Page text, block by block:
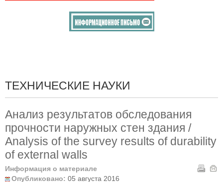
ТЕХНИЧЕСКИЕ НАУКИ
Анализ результатов обследования
прочности наружных стен здания /
Analysis of the survey results of durability
of external walls
Информация о материале
Опубликовано: 05 августа 2016